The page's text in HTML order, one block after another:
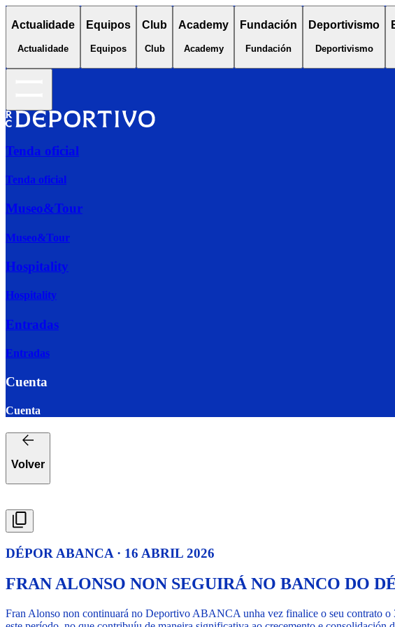
Actualidade
Actualidade
Equipos
Equipos
Club
Club
Academy
Academy
Fundación
Fundación
Deportivismo
Deportivismo
Tenda oficial
Tenda oficial
Museo&Tour
Museo&Tour
Hospitality
Hospitality
Entradas
Entradas
Cuenta
Cuenta
Volver
DÉPOR ABANCA · 16 ABRIL 2026
FRAN ALONSO NON SEGUIRÁ NO BANCO DO
Fran Alonso non continuará no Deportivo ABANCA unha vez finalice o seu contrato o